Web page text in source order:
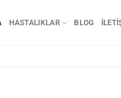
HASTALIKLAR BLOG